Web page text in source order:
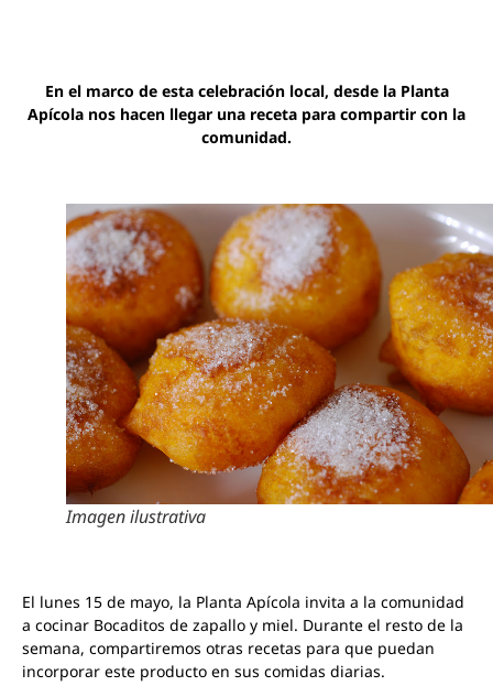
En el marco de esta celebración local, desde la Planta
Apícola nos hacen llegar una receta para compartir con la
comunidad.
Imagen ilustrativa
El lunes 15 de mayo, la Planta Apícola invita a la comunidad
a cocinar Bocaditos de zapallo y miel. Durante el resto de la
semana, compartiremos otras recetas para que puedan
incorporar este producto en sus comidas diarias.